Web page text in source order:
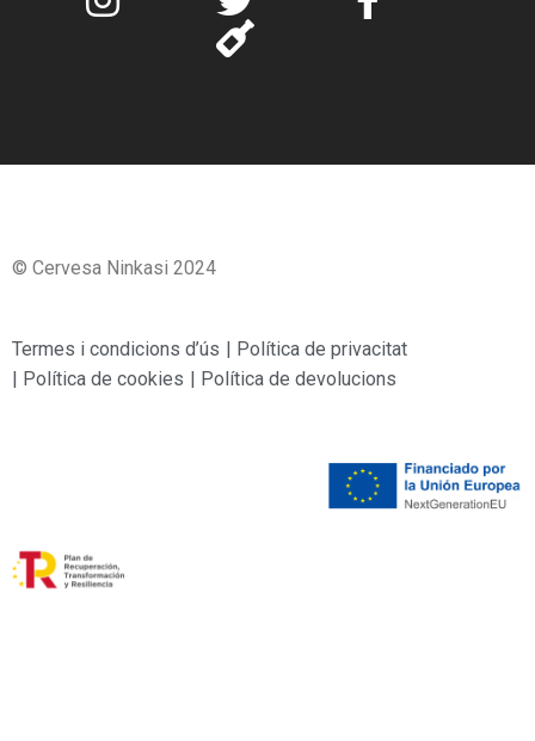
© Cervesa Ninkasi 2024
Termes i condicions d’ús | Política de privacitat
| Política de cookies | Política de devolucions